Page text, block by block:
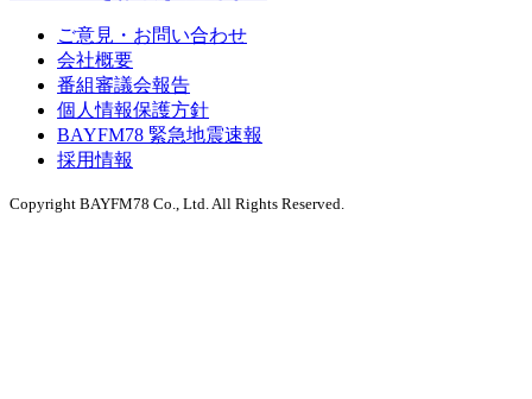
ご意見・お問い合わせ
会社概要
番組審議会報告
個人情報保護方針
BAYFM78 緊急地震速報
採用情報
Copyright BAYFM78 Co., Ltd. All Rights Reserved.